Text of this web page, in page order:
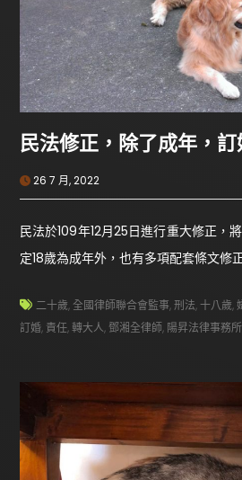
民法修正，除了成年，
26 7 月, 2022
民法於109年12月25日進行重大修正，
定18歲為成年外，也有多項配套條文修
二十歲, 全國律師聯合會監事,刑法,十八歲,
訂婚, 責任,轉大人, 鄧湘全律師, 陽昇法律事務所